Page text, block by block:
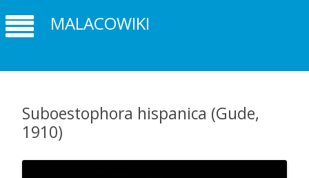
MALACOWIKI
Suboestophora hispanica (Gude,
1910)